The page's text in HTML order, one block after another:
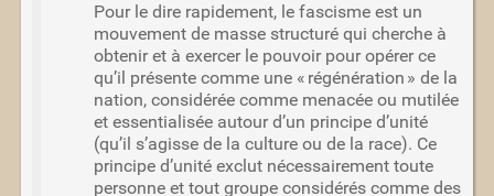
Pour le dire rapidement, le fascisme est un
mouvement de masse structuré qui cherche à
obtenir et à exercer le pouvoir pour opérer ce
qu’il présente comme une « régénération » de la
nation, considérée comme menacée ou mutilée
et essentialisée autour d’un principe d’unité
(qu’il s’agisse de la culture ou de la race). Ce
principe d’unité exclut nécessairement toute
personne et tout groupe considérés comme des